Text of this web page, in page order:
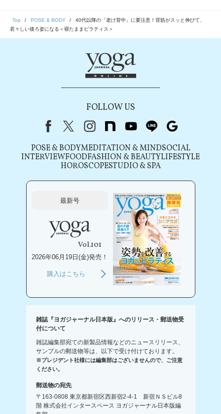
Top POSE & BODY
40代以降の「老け背中」に要注意！背筋がスッと伸びて、
若々しい後ろ姿になる＜寝たままピラティス＞
FOLLOW US
FacebookX（旧Twitter）
instagram
note youtubeline
POSE & BODYMEDITATION & MINDSOCIAL
INTERVIEWFOODFASHION & BEAUTYLIFESTYLE
HOROSCOPESTUDIO & SPA
最新号
Vol.101
2026年06月19日(金)発売！
購入はこちら
雑誌『ヨガジャーナル日本版』へのリリース・郵送物受
付について
雑誌編集部宛ての新製品情報などのニュースリリース、
サンプルの郵送物等は、以下で受け付けております。
※プレジデント社様には編集部はございませんので、ご注意
ください。
郵送物の宛先
〒163-0808 東京都新宿区西新宿2-4-1 新宿ＮＳビル8
階 株式会社インタースペース ヨガジャーナル日本版編